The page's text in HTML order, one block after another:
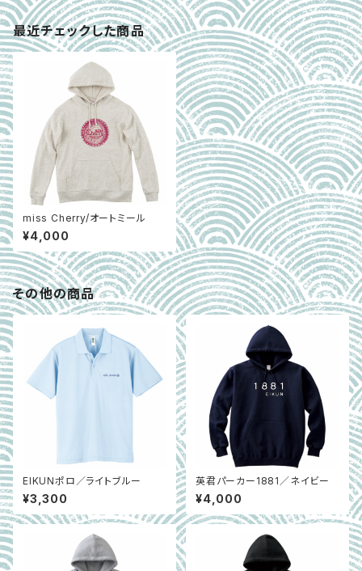
最近チェックした商品
miss Cherry/オートミール
¥4,000
その他の商品
EIKUNポロ／ライトブルー
¥3,300
英君パーカー1881／ネイビー
¥4,000